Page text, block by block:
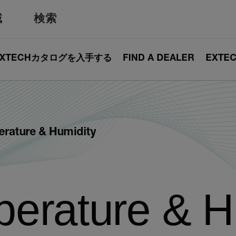
検索
カタログを入手する FIND A DEALER
& Humidity
&